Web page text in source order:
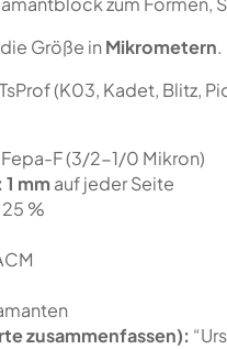
Größe inMikrometern.
TsProf (K03, Kadet, Blitz,
F (3/2-1/0 Mikron)
1 mm auf jeder Seite
25 %
zusammenfassen):